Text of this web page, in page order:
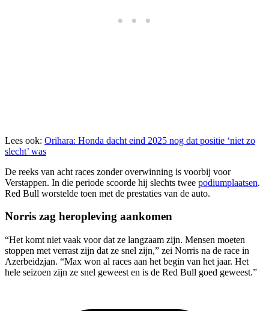
Lees ook: Orihara: Honda dacht eind 2025 nog dat positie ‘niet zo
slecht’ was
De reeks van acht races zonder overwinning is voorbij voor
Verstappen. In die periode scoorde hij slechts twee podiumplaatsen.
Red Bull worstelde toen met de prestaties van de auto.
Norris zag heropleving aankomen
“Het komt niet vaak voor dat ze langzaam zijn. Mensen moeten
stoppen met verrast zijn dat ze snel zijn,” zei Norris na de race in
Azerbeidzjan. “Max won al races aan het begin van het jaar. Het
hele seizoen zijn ze snel geweest en is de Red Bull goed geweest.”